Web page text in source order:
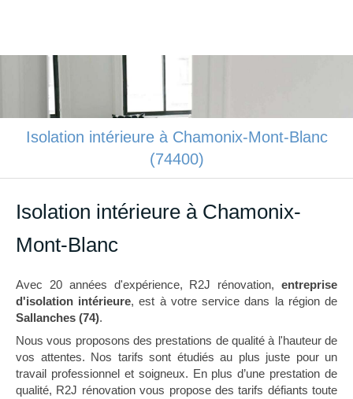
Isolation intérieure à Chamonix-Mont-Blanc
(74400)
Isolation intérieure à Chamonix-
Mont-Blanc
Avec 20 années d'expérience, R2J rénovation, entreprise
d'isolation intérieure, est à votre service dans la région de
Sallanches (74).
Nous vous proposons des prestations de qualité à l'hauteur de
vos attentes. Nos tarifs sont étudiés au plus juste pour un
travail professionnel et soigneux. En plus d’une prestation de
qualité, R2J rénovation vous propose des tarifs défiants toute